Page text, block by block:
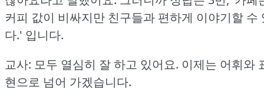
커피 값이 비싸지만 친구들과 편하게 이야기할 수
다.' 입니다.
교사: 모두 열심히 잘 하고 있어요. 이제는 어휘와
현으로 넘어 가겠습니다.